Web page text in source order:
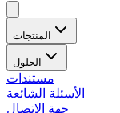
المنتجات
الحلول
مستندات
الأسئلة الشائعة
جهة الاتصال